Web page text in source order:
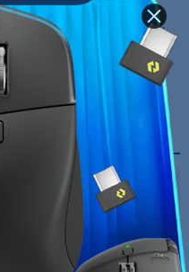
IP, ces switches
aux réseaux
l'intégration et la
améliorant ainsi la
x 78 mm x 26 mm